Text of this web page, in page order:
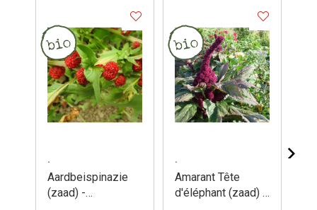
.
Aardbeispinazie
(zaad) -
.
Amarant Tête
d'éléphant (zaad) -